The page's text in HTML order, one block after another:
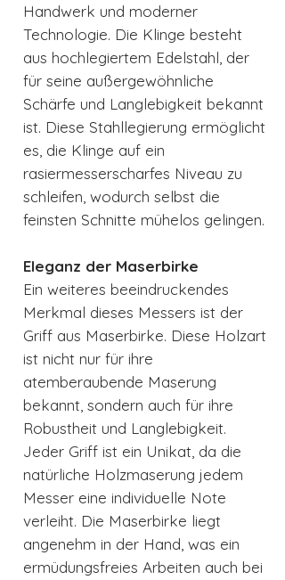
Handwerk und moderner
Technologie. Die Klinge besteht
aus hochlegiertem Edelstahl, der
für seine außergewöhnliche
Schärfe und Langlebigkeit bekannt
ist. Diese Stahllegierung ermöglicht
es, die Klinge auf ein
rasiermesserscharfes Niveau zu
schleifen, wodurch selbst die
feinsten Schnitte mühelos gelingen.
Eleganz der Maserbirke
Ein weiteres beeindruckendes
Merkmal dieses Messers ist der
Griff aus Maserbirke. Diese Holzart
ist nicht nur für ihre
atemberaubende Maserung
bekannt, sondern auch für ihre
Robustheit und Langlebigkeit.
Jeder Griff ist ein Unikat, da die
natürliche Holzmaserung jedem
Messer eine individuelle Note
verleiht. Die Maserbirke liegt
angenehm in der Hand, was ein
ermüdungsfreies Arbeiten auch bei